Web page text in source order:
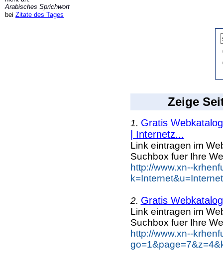
Arabisches Sprichwort
bei Zitate des Tages
Zeige
1. Gratis
| Internetz...
Link eintragen im
Suchbox fuer Ihre
http://www.xn--
2. Gratis
Link eintragen im
Suchbox fuer Ihre
http://www.xn--